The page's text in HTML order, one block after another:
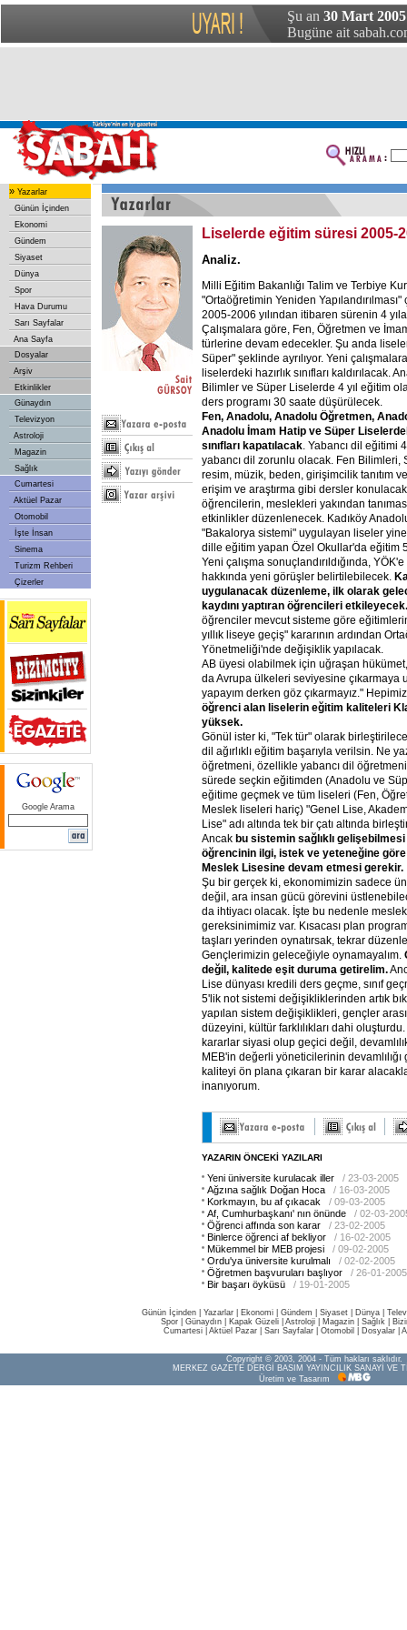
Şu an 30 Mart
Bugüne ait
» Yazarlar
Günün İçinden
Ekonomi
Gündem
Siyaset
Dünya
Spor
Hava Durumu
Sarı Sayfalar
Ana Sayfa
Dosyalar
Arşiv
Etkinlikler
Günaydın
Televizyon
Astroloji
Magazin
Sağlık
Cumartesi
Aktüel Pazar
Otomobil
İşte İnsan
Sinema
Turizm Rehberi
Çizerler
Google Arama
Liselerde eğitim süresi 2005-
Analiz.
Milli Eğitim Bakanlığı Talim ve Terbiye
"Ortaöğretimin Yeniden
2005-2006 yılından itibaren sürenin 4 yıla
Çalışmalara göre, Fen, Öğretmen ve
türlerine devam edecekler. Şu anda
Süper" şeklinde ayrılıyor. Yeni
liselerdeki hazırlık sınıfları kaldırılacak.
Bilimler ve Süper Liselerde 4 yıl eğitim
ders programı 30 saate düşürülecek.
Fen, Anadolu, Anadolu Öğretmen,
Anadolu İmam Hatip ve Süper
sınıfları kapatılacak. Yabancı dil eğitimi
yabancı dil zorunlu olacak. Fen Bilimleri,
resim, müzik, beden, girişimcilik tanıtım
erişim ve araştırma gibi dersler
öğrencilerin, meslekleri yakından
etkinlikler düzenlenecek. Kadıköy
"Bakalorya sistemi" uygulayan liseler yine
dille eğitim yapan Özel Okullar'da eğitim
Yeni çalışma sonuçlandırıldığında,
hakkında yeni görüşler belirtilebilecek.
uygulanacak düzenleme, ilk olarak
kaydını yaptıran öğrencileri etkileyecek.
öğrenciler mevcut sisteme göre
yıllık liseye geçiş" kararının ardından
Yönetmeliği'nde değişiklik yapılacak.
AB üyesi olabilmek için uğraşan hükümet,
da Avrupa ülkeleri seviyesine çıkarmaya
yapayım derken göz çıkarmayız."
öğrenci alan liselerin eğitim kaliteleri
yüksek.
Gönül ister ki, "Tek tür" olarak
dil ağırlıklı eğitim başarıyla verilsin. Ne
öğretmeni, özellikle yabancı dil öğretmeni
sürede seçkin eğitimden (Anadolu ve
eğitime geçmek ve tüm liseleri (Fen,
Meslek liseleri hariç) "Genel Lise,
Lise" adı altında tek bir çatı altında
Ancak bu sistemin sağlıklı gelişebilmesi
öğrencinin ilgi, istek ve yeteneğine göre
Meslek Lisesine devam etmesi gerekir.
Şu bir gerçek ki, ekonomimizin sadece
değil, ara insan gücü görevini
da ihtiyacı olacak. İşte bu nedenle
gereksinimimiz var. Kısacası plan
taşları yerinden oynatırsak, tekrar
Gençlerimizin geleceğiyle oynamayalım.
değil, kalitede eşit duruma getirelim.
Lise dünyası kredili ders geçme, sınıf
5'lik not sistemi değişikliklerinden artık
yapılan sistem değişiklikleri, gençler
düzeyini, kültür farklılıkları dahi
kararlar siyasi olup geçici değil,
MEB'in değerli yöneticilerinin
kaliteyi ön plana çıkaran bir karar
inanıyorum.
YAZARIN ÖNCEKİ YAZILARI
Yeni üniversite kurulacak iller
/ 23-03-2005
Ağzına sağlık Doğan Hoca
/ 16-03-2005
Korkmayın, bu af çıkacak
/ 09-03-2005
Af, Cumhurbaşkanı' nın önünde
/ 02-03-
Öğrenci affında son karar
/ 23-02-2005
Binlerce öğrenci af bekliyor
/ 16-02-2005
Mükemmel bir MEB projesi
/ 09-02-2005
Ordu'ya üniversite kurulmalı
/ 02-02-2005
Öğretmen başvuruları başlıyor
/ 26-01-2005
Bir başarı öyküsü
/ 19-01-2005
Günün İçinden Yazarlar Ekonomi Gündem Siyaset Dünya |
Spor
Günaydın Kapak Güzeli Astroloji Magazin Sağlık
Cumartesi| Aktüel Pazar| Sarı Sayfalar| Otomobil Dosyalar|
Copyright © 2003, 2004 - Tüm hakları saklıdır.
MERKEZ GAZETE DERGİ BASIM YAYINCILIK SANAYİ VE
Üretim ve Tasarım